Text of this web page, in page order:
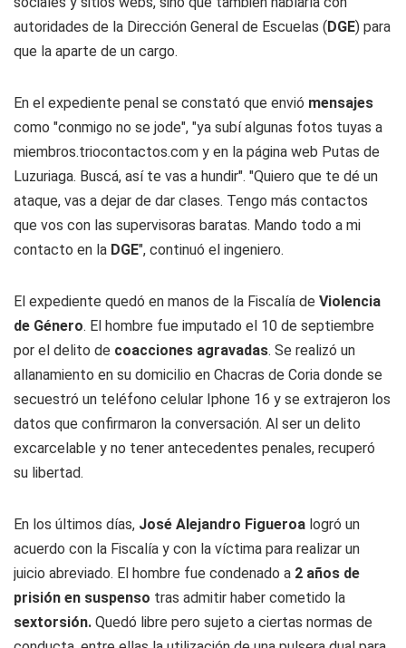
autoridades de la Dirección General de Escuelas (DGE) para
que la aparte de un cargo.
En el expediente penal se constató que envió mensajes
como "conmigo no se jode", "ya subí algunas fotos tuyas a
miembros.triocontactos.com y en la página web Putas de
Luzuriaga. Buscá, así te vas a hundir". "Quiero que te dé un
ataque, vas a dejar de dar clases. Tengo más contactos
que vos con las supervisoras baratas. Mando todo a mi
contacto en la DGE", continuó el ingeniero.
El expediente quedó en manos de la Fiscalía de Violencia
de Género. El hombre fue imputado el 10 de septiembre
por el delito de coacciones agravadas. Se realizó un
allanamiento en su domicilio en Chacras de Coria donde se
secuestró un teléfono celular Iphone 16 y se extrajeron los
datos que confirmaron la conversación. Al ser un delito
excarcelable y no tener antecedentes penales, recuperó
su libertad.
En los últimos días, José Alejandro Figueroa logró un
acuerdo con la Fiscalía y con la víctima para realizar un
juicio abreviado. El hombre fue condenado a 2 años de
prisión en suspenso tras admitir haber cometido la
sextorsión. Quedó libre pero sujeto a ciertas normas de